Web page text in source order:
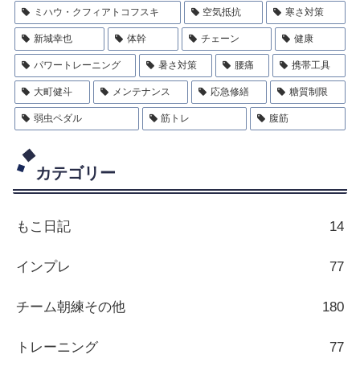
ミハウ・クフィアトコフスキ 空気抵抗 寒さ対策
新城幸也 体幹 チェーン 健康
パワートレーニング 暑さ対策 腰痛 携帯工具
大町健斗 メンテナンス 応急修繕 糖質制限
弱虫ペダル 筋トレ 腹筋
カテゴリー
もこ日記 14
インプレ 77
チーム朝練その他 180
トレーニング 77